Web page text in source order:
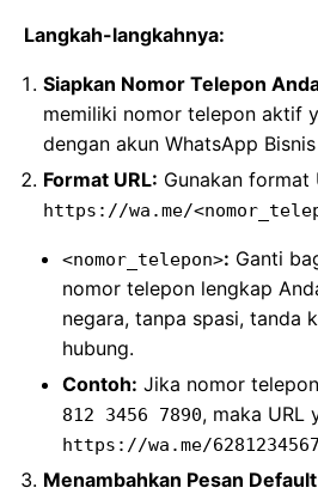
Langkah-langkahnya:
Siapkan Nomor Telepon
memiliki nomor telepon aktif
dengan akun WhatsApp
Format URL: Gunakan format
https://wa.me/
<nomor_telepon>: Ganti
nomor telepon lengkap
negara, tanpa spasi, tanda
hubung.
Contoh: Jika nomor
812 3456 7890, maka URL
https://wa.me/
Menambahkan Pesan